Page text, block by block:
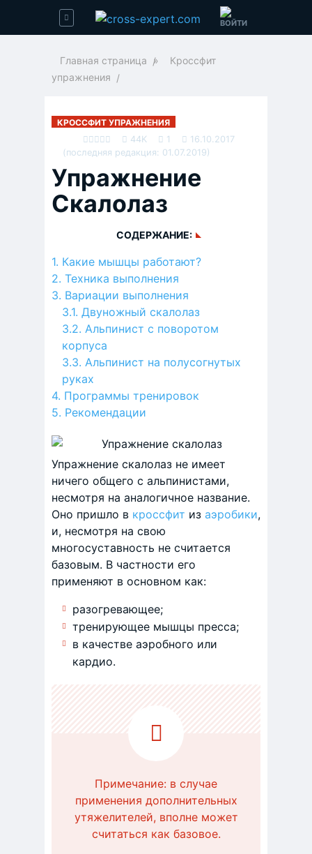
Главная страница »
Кроссфит
упражнения
КРОССФИТ УПРАЖНЕНИЯ
44K
1
16.10.2017
(последняя редакция: 01.07.2019)
Упражнение
Скалолаз
СОДЕРЖАНИЕ:
Какие мышцы работают?
Техника выполнения
Вариации выполнения
Двуножный скалолаз
Альпинист с поворотом
корпуса
Альпинист на полусогнутых
руках
Программы тренировок
Рекомендации
Упражнение скалолаз не имеет
ничего общего с альпинистами,
несмотря на аналогичное название.
Оно пришло в кроссфит из аэробики,
и, несмотря на свою
многосуставность не считается
базовым. В частности его
применяют в основном как:
разогревающее;
тренирующее мышцы пресса;
в качестве аэробного или
кардио.
Примечание: в случае
применения дополнительных
утяжелителей, вполне может
считаться как базовое.